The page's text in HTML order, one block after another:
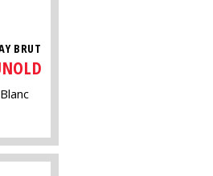
BRUT
Blanc